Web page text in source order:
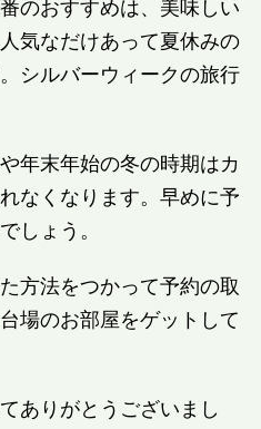
のおすすめは、美味しい
気なだけあって夏休みの
シルバーウィークの旅行
年末年始の冬の時期はカ
なくなります。早めに予
しょう。
方法をつかって予約の取
場のお部屋をゲットして
ありがとうございまし